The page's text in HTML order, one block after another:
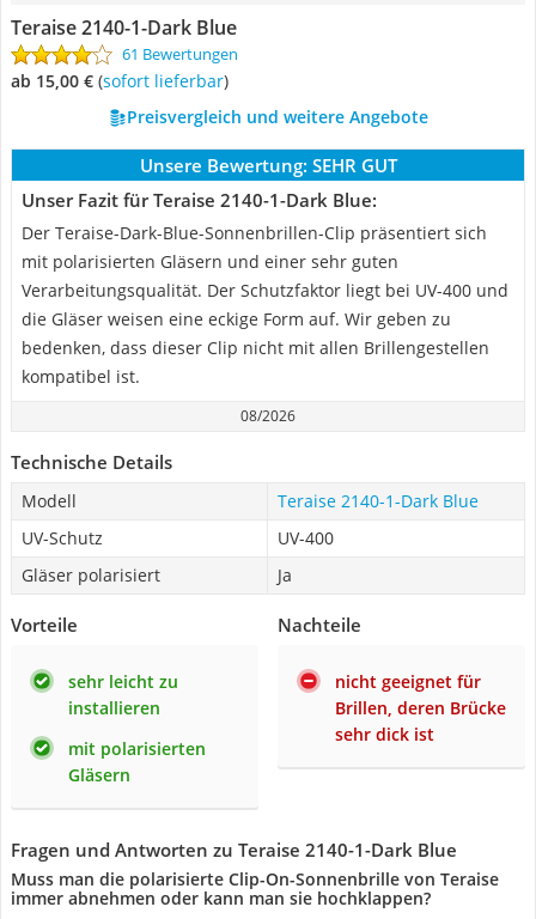
Teraise 2140-1-Dark Blue
61 Bewertungen
ab 15,00 € ( Sofort lieferbar)
Preisvergleich und weitere Angebote
Unsere Bewertung: SEHR GUT
Unser Fazit für Teraise 2140-1-Dark Blue:
Der Teraise-Dark-Blue-Sonnenbrillen-Clip präsentiert sich
mit polarisierten Gläsern und einer sehr guten
Verarbeitungsqualität. Der Schutzfaktor liegt bei UV-400 und
die Gläser weisen eine eckige Form auf. Wir geben zu
bedenken, dass dieser Clip nicht mit allen Brillengestellen
kompatibel ist.
08/2026
Technische Details
Modell
Teraise 2140-1-Dark Blue
UV-Schutz
UV-400
Gläser polarisiert
Ja
Vorteile
sehr leicht zu
installieren
mit polarisierten
Gläsern
Nachteile
nicht geeignet für
Brillen, deren Brücke
sehr dick ist
Fragen und Antworten zu Teraise 2140-1-Dark Blue
Muss man die polarisierte Clip-On-Sonnenbrille von Teraise
immer abnehmen oder kann man sie hochklappen?